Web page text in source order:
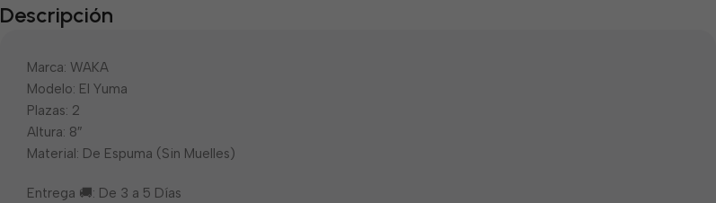
Descripción
Marca: WAKA
Modelo: El Yuma
Plazas: 2
Altura: 8″
Material: De Espuma (Sin Muelles)
Entrega 🚚: De 3 a 5 Días